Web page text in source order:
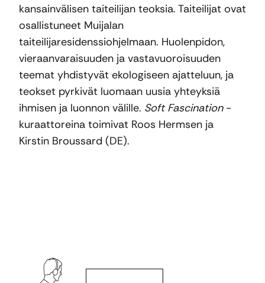
kansainvälisen taiteilijan teoksia. Taiteilijat ovat
osallistuneet Muijalan
taiteilijaresidenssiohjelmaan. Huolenpidon,
vieraanvaraisuuden ja vastavuoroisuuden
teemat yhdistyvät ekologiseen ajatteluun, ja
teokset pyrkivät luomaan uusia yhteyksiä
ihmisen ja luonnon välille. Soft Fascination-
kuraattoreina toimivat Roos Hermsen ja
Kirstin Broussard (DE).